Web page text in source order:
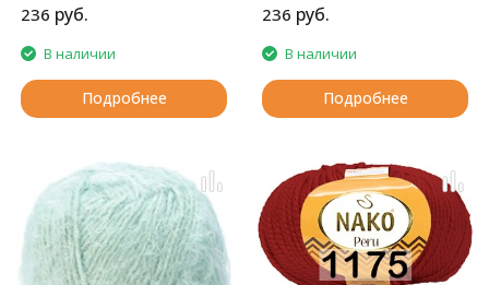
236 руб.
В наличии
Подробнее
236 руб.
В наличии
Подробнее